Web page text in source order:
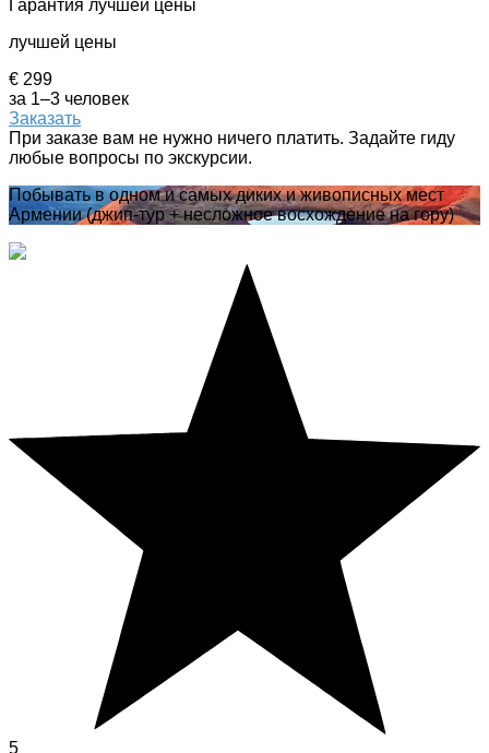
Гарантия лучшей цены
лучшей цены
€ 299
за 1–3 человек
Заказать
При заказе вам не нужно ничего платить. Задайте гиду
любые вопросы по экскурсии.
Побывать в одном и самых диких и живописных мест
Армении (джип-тур + несложное восхождение на гору)
5